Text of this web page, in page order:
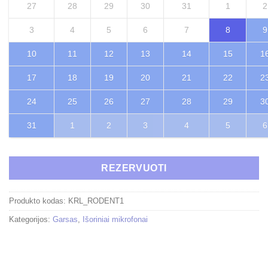
27 28 29 30 31 1 2
3 4 5 6 7 8 9
10 11 12 13 14 15
17 18 19 20 21 22
24 25 26 27 28 29
31 1 2 3 4 5 6
REZERVUOTI
Produkto kodas: KRL_RODENT1
Kategorijos: Garsas, Išoriniai mikrofonai